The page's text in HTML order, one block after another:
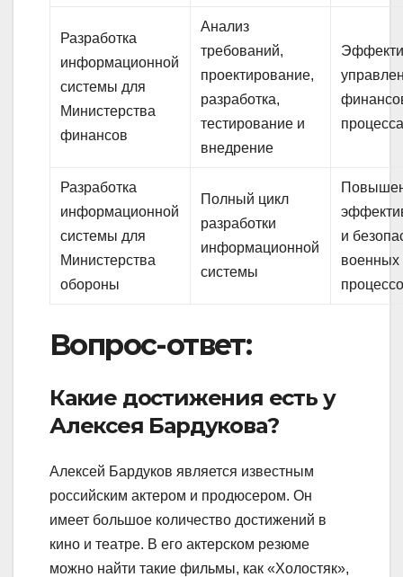
Разработка
информационной
системы для
Министерства
финансов
Анализ
требований,
проектирование,
разработка,
тестирование и
внедрение
Разработка
информационной
системы для
Министерства
обороны
Полный цикл
разработки
информационной
системы
и
военных
Вопрос-ответ:
Какие достижения есть у
Алексея Бардукова?
Алексей Бардуков является известным
российским актером и продюсером. Он
имеет большое количество достижений в
кино и театре. В его актерском резюме
можно найти такие фильмы, как «Холостяк»,